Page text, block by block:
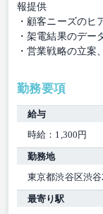
報提供
・顧客ニーズのヒ
・架電結果のデー
・営業戦略の立案
勤務要項
給与
時給：1,300円
勤務地
東京都渋谷区渋
最寄り駅